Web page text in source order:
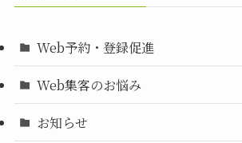
Web予約・登録促進
Web集客のお悩み
お知らせ